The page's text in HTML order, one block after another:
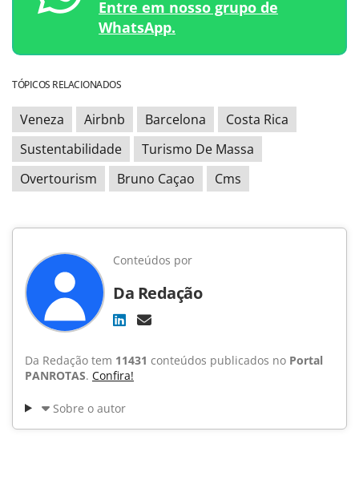
Entre em nosso grupo de
WhatsApp.
TÓPICOS RELACIONADOS
Veneza Airbnb Barcelona
Costa Rica
Sustentabilidade
Turismo De Massa
Overtourism
Bruno Caçao Cms
Conteúdos por
Da Redação
Da Redação tem 11431 conteúdos publicados no Portal
PANROTAS. Confira!
Sobre o autor